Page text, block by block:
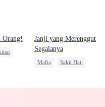
Orang!
Janji yang Merenggut
Segalanya
Mafia
Sakit Hati